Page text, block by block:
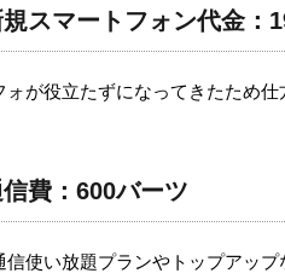
スマートフォン代金：
ォが役立たずになってきたため
費：600バーツ
信使い放題プランやトップアップ